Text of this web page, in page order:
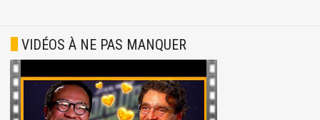
VIDÉOS À NE PAS MANQUER